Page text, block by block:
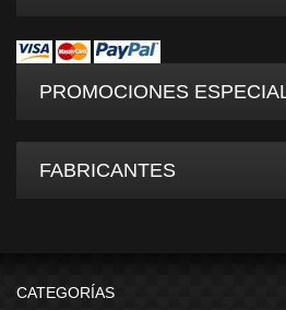
PROMOCIONES
FABRICANTES
CATEGORÍAS